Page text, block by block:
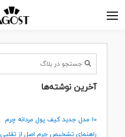
آخرین نوشته‌ها
10 مدل جدید کیف پول مردانه چرم
راهنمای تشخیص چرم اصل از تقلبی